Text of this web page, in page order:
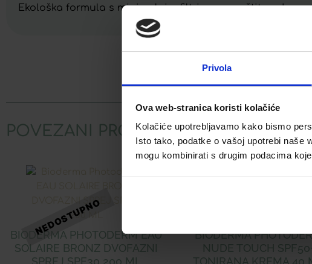
Privola
Ova web-stranica koristi kolačiće
Kolačiće upotrebljavamo kako bismo
Isto tako, podatke o vašoj upotrebi naše
mogu kombinirati s drugim podacima
Ekološka formula s minimalnim filtrima za zaštitu od
Facebook
POVEZANI PROIZVODI
BIODERMA PHOTODERM EAU
SOLAIRE BRONZ DVOFAZNI
BIODERMA
NUDE TOUCH